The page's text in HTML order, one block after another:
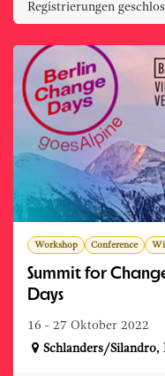
Registrierungen
Workshop Conference
Summit for
Days
16 - 27 Oktober 2022
Schlanders/Silandro,